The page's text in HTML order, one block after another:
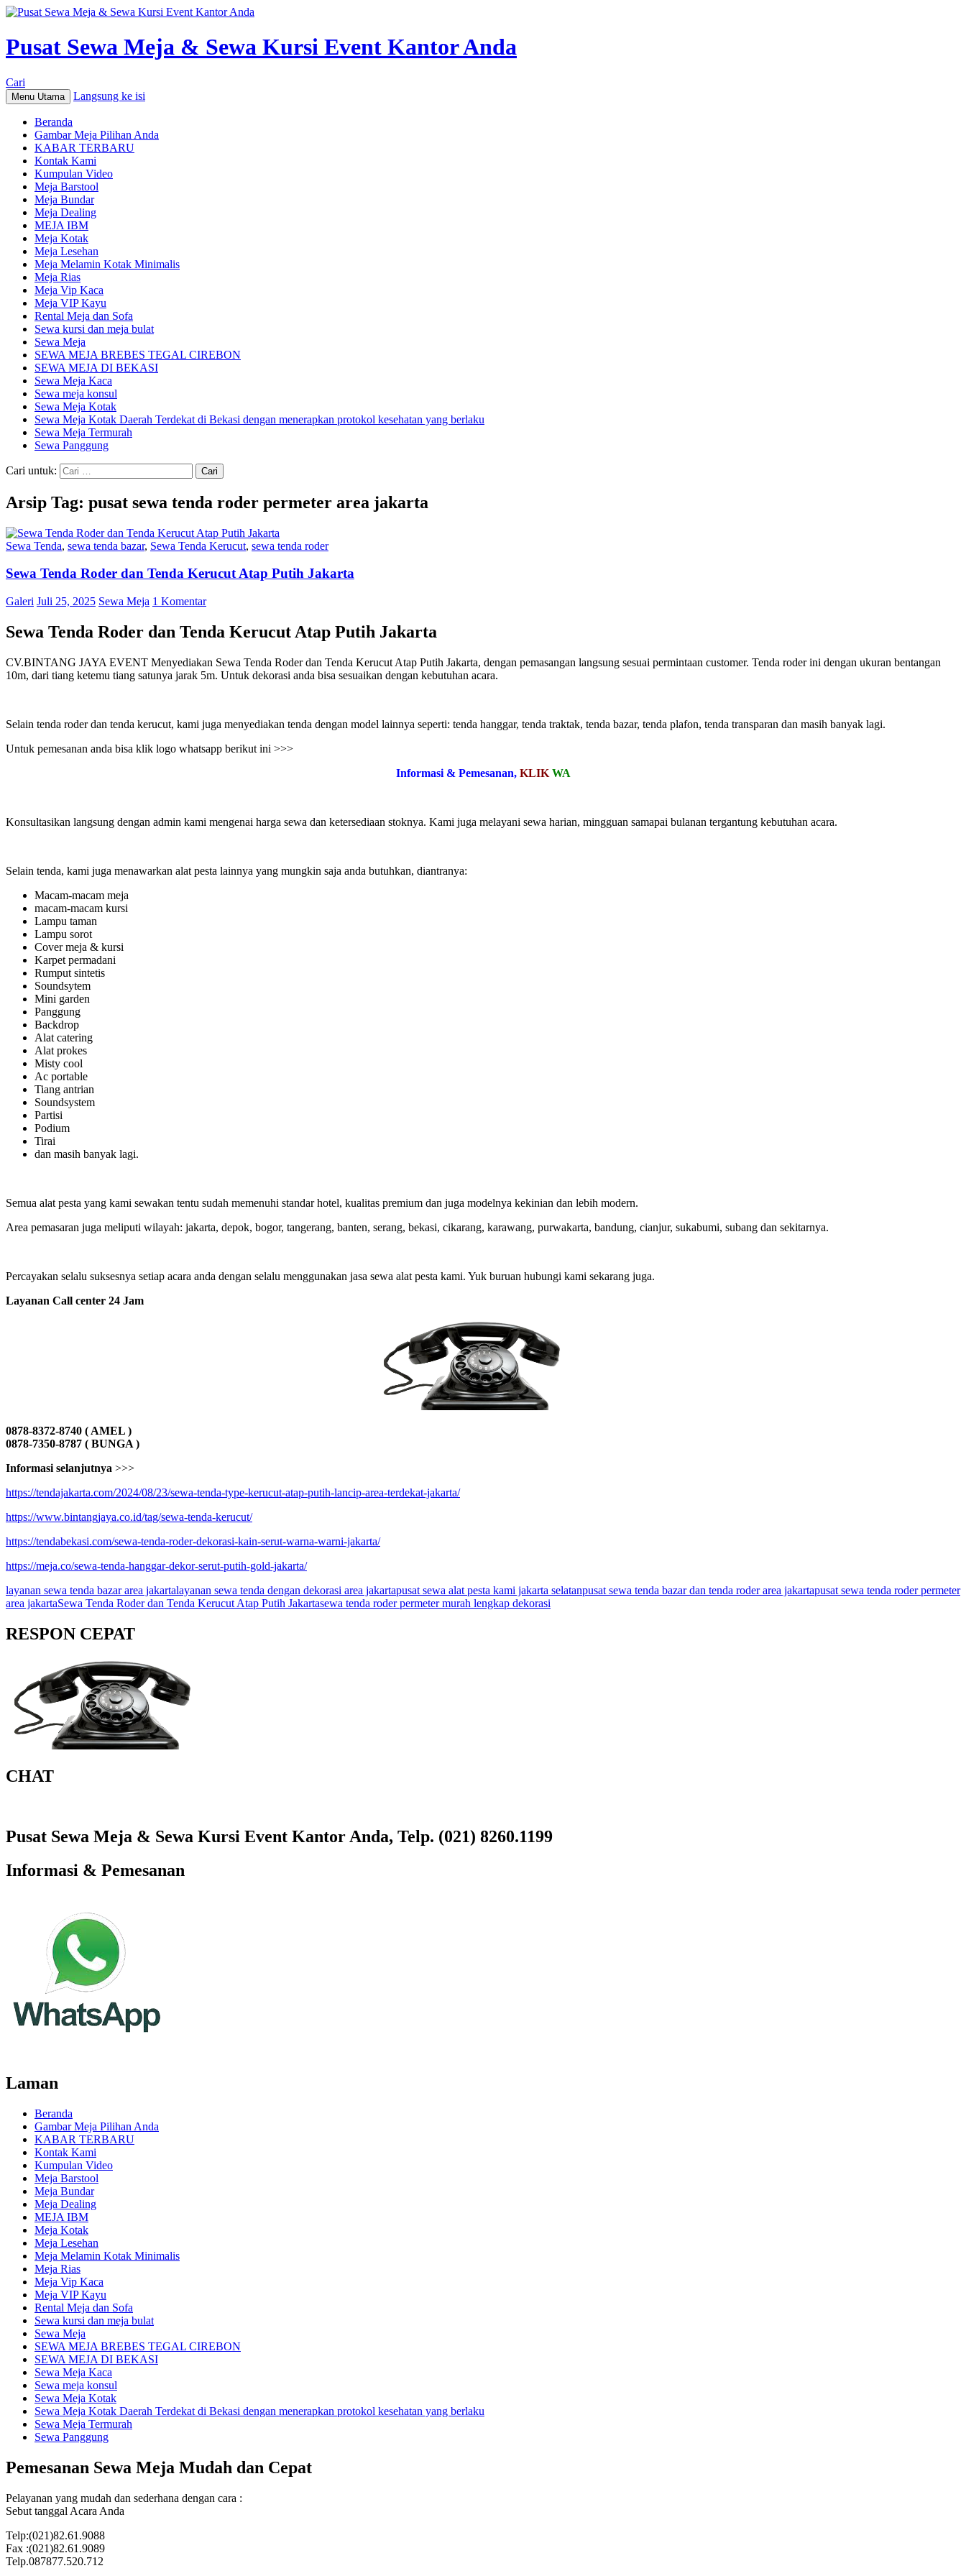
Pusat Sewa Meja & Sewa Kursi Event Kantor Anda
Cari
Menu Utama Langsung ke isi
Beranda
Gambar Meja Pilihan Anda
KABAR TERBARU
Kontak Kami
Kumpulan Video
Meja Barstool
Meja Bundar
Meja Dealing
MEJA IBM
Meja Kotak
Meja Lesehan
Meja Melamin Kotak Minimalis
Meja Rias
Meja Vip Kaca
Meja VIP Kayu
Rental Meja dan Sofa
Sewa kursi dan meja bulat
Sewa Meja
SEWA MEJA BREBES TEGAL CIREBON
SEWA MEJA DI BEKASI
Sewa Meja Kaca
Sewa meja konsul
Sewa Meja Kotak
Sewa Meja Kotak Daerah Terdekat di Bekasi dengan menerapkan protokol kesehatan yang berlaku
Sewa Meja Termurah
Sewa Panggung
Cari untuk:
Arsip Tag: pusat sewa tenda roder permeter area jakarta
Sewa Tenda, sewa tenda bazar, Sewa Tenda Kerucut, sewa tenda roder
Sewa Tenda Roder dan Tenda Kerucut Atap Putih Jakarta
Galeri Juli 25, 2025 Sewa Meja 1 Komentar
Sewa Tenda Roder dan Tenda Kerucut Atap Putih Jakarta
CV.BINTANG JAYA EVENT Menyediakan Sewa Tenda Roder dan Tenda Kerucut Atap Putih Jakarta, dengan pemasangan langsung sesuai permintaan customer. Tenda roder ini dengan ukuran bentangan
10m, dari tiang ketemu tiang satunya jarak 5m. Untuk dekorasi anda bisa sesuaikan dengan kebutuhan acara.
Selain tenda roder dan tenda kerucut, kami juga menyediakan tenda dengan model lainnya seperti: tenda hanggar, tenda traktak, tenda bazar, tenda plafon, tenda transparan dan masih banyak lagi.
Untuk pemesanan anda bisa klik logo whatsapp berikut ini >>>
Informasi & Pemesanan, KLIK WA
Konsultasikan langsung dengan admin kami mengenai harga sewa dan ketersediaan stoknya. Kami juga melayani sewa harian, mingguan samapai bulanan tergantung kebutuhan acara.
Selain tenda, kami juga menawarkan alat pesta lainnya yang mungkin saja anda butuhkan, diantranya:
Macam-macam meja
macam-macam kursi
Lampu taman
Lampu sorot
Cover meja & kursi
Karpet permadani
Rumput sintetis
Soundsytem
Mini garden
Panggung
Backdrop
Alat catering
Alat prokes
Misty cool
Ac portable
Tiang antrian
Soundsystem
Partisi
Podium
Tirai
dan masih banyak lagi.
Semua alat pesta yang kami sewakan tentu sudah memenuhi standar hotel, kualitas premium dan juga modelnya kekinian dan lebih modern.
Area pemasaran juga meliputi wilayah: jakarta, depok, bogor, tangerang, banten, serang, bekasi, cikarang, karawang, purwakarta, bandung, cianjur, sukabumi, subang dan sekitarnya.
Percayakan selalu suksesnya setiap acara anda dengan selalu menggunakan jasa sewa alat pesta kami. Yuk buruan hubungi kami sekarang juga.
Layanan Call center 24 Jam
0878-8372-8740 ( AMEL )
0878-7350-8787 ( BUNGA )
Informasi selanjutnya >>>
https://tendajakarta.com/2024/08/23/sewa-tenda-type-kerucut-atap-putih-lancip-area-terdekat-jakarta/
https://www.bintangjaya.co.id/tag/sewa-tenda-kerucut/
https://tendabekasi.com/sewa-tenda-roder-dekorasi-kain-serut-warna-warni-jakarta/
https://meja.co/sewa-tenda-hanggar-dekor-serut-putih-gold-jakarta/
layanan sewa tenda bazar area jakartalayanan sewa tenda dengan dekorasi area jakartapusat sewa alat pesta kami jakarta selatanpusat sewa tenda bazar dan tenda roder area jakartapusat sewa tenda roder permeter
area jakartaSewa Tenda Roder dan Tenda Kerucut Atap Putih Jakartasewa tenda roder permeter murah lengkap dekorasi
RESPON CEPAT
CHAT
Pusat Sewa Meja & Sewa Kursi Event Kantor Anda, Telp. (021) 8260.1199
Informasi & Pemesanan
Laman
Beranda
Gambar Meja Pilihan Anda
KABAR TERBARU
Kontak Kami
Kumpulan Video
Meja Barstool
Meja Bundar
Meja Dealing
MEJA IBM
Meja Kotak
Meja Lesehan
Meja Melamin Kotak Minimalis
Meja Rias
Meja Vip Kaca
Meja VIP Kayu
Rental Meja dan Sofa
Sewa kursi dan meja bulat
Sewa Meja
SEWA MEJA BREBES TEGAL CIREBON
SEWA MEJA DI BEKASI
Sewa Meja Kaca
Sewa meja konsul
Sewa Meja Kotak
Sewa Meja Kotak Daerah Terdekat di Bekasi dengan menerapkan protokol kesehatan yang berlaku
Sewa Meja Termurah
Sewa Panggung
Pemesanan Sewa Meja Mudah dan Cepat
Pelayanan yang mudah dan sederhana dengan cara :
Sebut tanggal Acara Anda
Telp:(021)82.61.9088
Fax :(021)82.61.9089
Telp.087877.520.712